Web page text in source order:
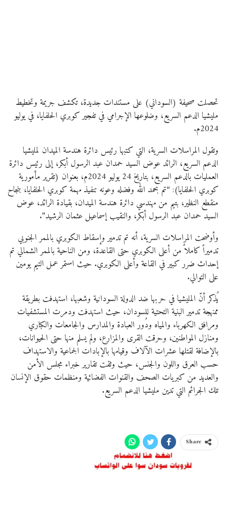
تحصلت صحيفة (السوداني) على مستندات جديدة، تكشف جريمة وتخطيط
مليشيا الدعم السريع، وضلوعها الإجرامي في تفجير كوبري الحلفايا، في يوليو
2024م.
وتقول المراسلات السرية، التي كتبها رئيس دائرة هندسة الميدان لمليشيا
الدعم السريع، الرائد عوض السيد حمدان عبد الرسول أبكر، إلى رئيس دائرة
العمليات بالدعم السريع، بتاريخ 24 يوليو 2024م، بعنوان (تقرير مأمورية
كوبري الحلفايا): “تم بحمد الله وفضله وعونه تنفيذ مهمة كوبري الحلفايا، بنجاح
منقطع النظير، بتيم من مهندسي دائرة هندسة الميدان، بقيادة الرائد، عوض
السيد حمدان عبد الرسول أبكر، والنقيب إسماعيل عثمان الرشيد”.
وأوضحت المراسلات السرية، أنه تم تدمير وإسقاط الكوبري بالممر الجنوبي
تدميراً كاملاً من أعلى الكوبري حتى القاعدة، ومن الناحية بالممر الشمالي تم
إحداث ضرر كبير في القاعة وأعلى الكوبري. حيث استمر عمل التيم يومين
على التوالي.
يُذكر أنّ المليشيا في حربها ضد الدولة السودانية وشعبها، استهدفت بطريقة
ممنهجة تدمير البنية التحتية للسودان، حيث استهدفت ودمرت المستشفيات
ومرافق الكهرباء والمياه ودُور العبادة والمدارس والجامعات والكباري
ومنازل المواطنين، وحرقت القرى والمزارع، ولم يسلم منها حتى الحيوانات،
بالإضافة لقتلها عشرات الآلاف وقيامها بالإبادات الجماعية والاستهداف
حسب العرق واللون والجنس، حيث وثقت تقارير خبراء مجلس الأمن
والعديد من كبريات الصحف والقنوات الفضائية ومنظمات حقوق الإنسان
تلك الجرائم التي تدين مليشيا الدعم السريع.
Share